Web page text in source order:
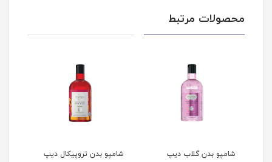
محصولات مرتبط
شامپو بدن گلاب دیپ
شامپو بدن تروپیکال دیپ